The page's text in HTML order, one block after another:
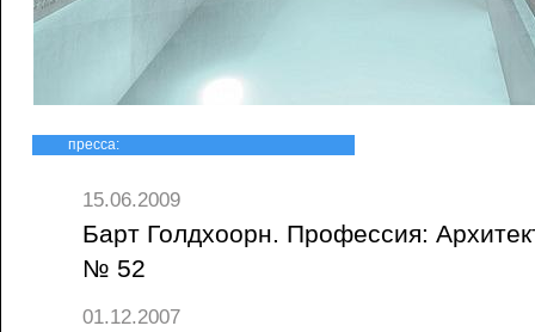
пресса:
15.06.2009
Барт Голдхоорн. Профессия:
№ 52
01.12.2007